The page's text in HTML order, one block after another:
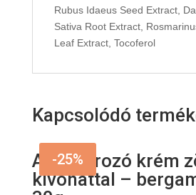
Rubus Idaeus Seed Extract,
Sativa Root Extract,
Leaf Extract, Tocoferol
Kapcsolódó
-25%
Arcradírozó krém
kivonattal –